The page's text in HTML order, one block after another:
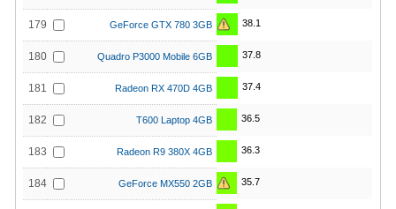
179 GeForce GTX 780 3GB 38.1
180 Quadro P3000 Mobile 6GB 37.8
181 Radeon RX 470D 4GB 37.4
182 T600 Laptop 4GB 36.5
183 Radeon R9 380X 4GB 36.3
184 GeForce MX550 2GB 35.7